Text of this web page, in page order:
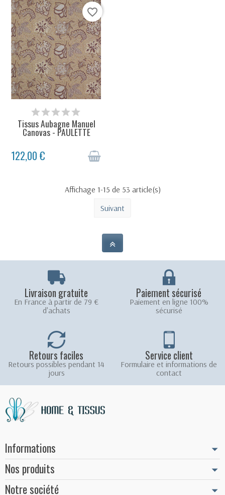
STOCK ÉPUISÉ
favorite_border
Tissus Aubagne Manuel
Canovas - PAULETTE
122,00 €
Affichage 1-15 de 53 article(s)
Suivant
Livraison gratuite
En France à partir de 79 €
d'achats
Paiement sécurisé
Paiement en ligne 100%
sécurisé
Retours faciles
Retours possibles pendant 14
jours
Service client
Formulaire et informations de
contact
Informations
Nos produits
Notre société